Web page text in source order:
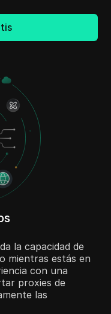
la capacidad de
mientras estás en
con una
proxies de
las